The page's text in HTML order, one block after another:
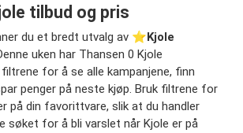
tilbud og pris
du et bredt utvalg av ⭐️ Kjole
uken har Thansen 0 Kjole
filtrene for å se alle kampanjene, finn
penger på neste kjøp. Bruk filtrene for
på din favorittvare, slik at du handler
søket for å bli varslet når Kjole er på